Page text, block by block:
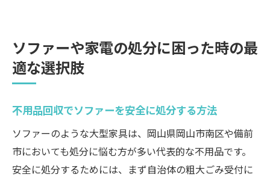
ソファーや家電の処分に困った時の最
適な選択肢
不用品回収でソファーを安全に処分する方法
ソファーのような大型家具は、岡山県岡山市南区や備前
市においても処分に悩む方が多い代表的な不用品です。
安全に処分するためには、まず自治体の粗大ごみ受付に